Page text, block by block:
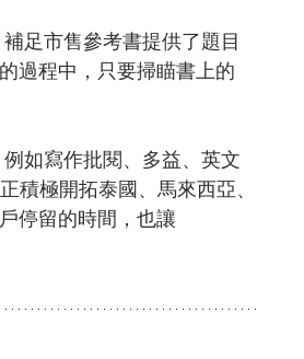
足市售參考書提供了題目
過程中，只要掃瞄書上的
如寫作批閱、多益、英文
積極開拓泰國、馬來西亞、
停留的時間，也讓